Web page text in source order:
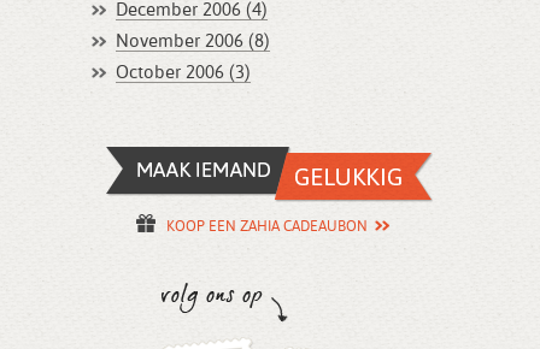
December 2006 (4)
November 2006 (8)
October 2006 (3)
KOOP EEN ZAHIA CADEAUBON